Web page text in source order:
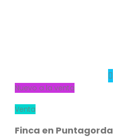
Nuevo a la venta
Venta
Finca en Puntagorda